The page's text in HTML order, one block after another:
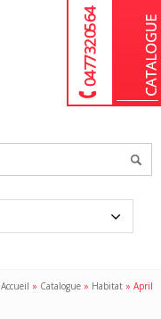
04 77 32 05 64
Accueil » Catalogue » Habitat »April